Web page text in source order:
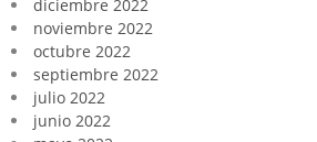
diciembre 2022
noviembre 2022
octubre 2022
septiembre 2022
julio 2022
junio 2022